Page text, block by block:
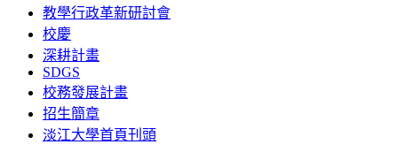
教學行政革新研討會
校慶
深耕計畫
SDGS
校務發展計畫
招生簡章
淡江大學首頁刊頭